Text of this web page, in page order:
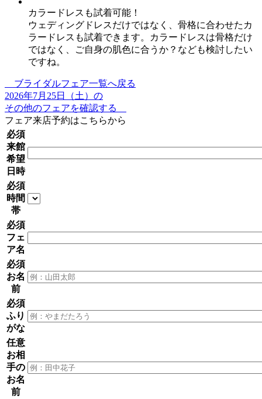
カラードレスも試着可能！
ウェディングドレスだけではなく、骨格に合わせたカ
ラードレスも試着できます。カラードレスは骨格だけ
ではなく、ご自身の肌色に合うか？なども検討したい
ですね。
ブライダルフェア一覧へ戻る
2026年7月25日（土）の
その他のフェアを確認する
フェア来店予約はこちらから
必須
来館
希望
日時
必須
時間
帯
必須
フェ
ア名
必須
お名
前
必須
ふり
がな
任意
お相
手の
お名
前